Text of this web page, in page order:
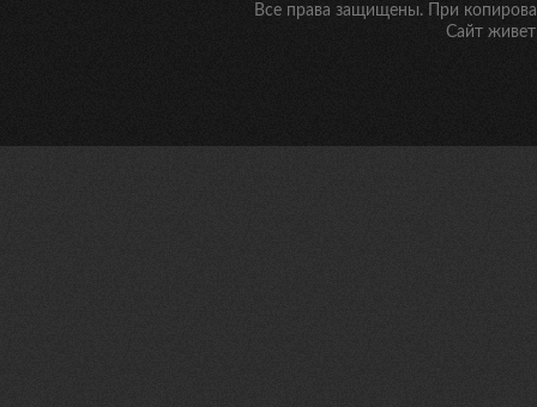
Все права защищены. При
Сайт живет